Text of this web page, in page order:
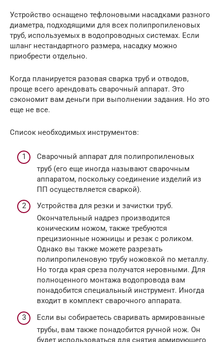
Устройство оснащено тефлоновыми насадками разного
диаметра, подходящими для всех полипропиленовых
труб, используемых в водопроводных системах. Если
шланг нестандартного размера, насадку можно
приобрести отдельно.
Когда планируется разовая сварка труб и отводов,
проще всего арендовать сварочный аппарат. Это
сэкономит вам деньги при выполнении задания. Но это
еще не все.
Список необходимых инструментов:
Сварочный аппарат для полипропиленовых
труб (его еще иногда называют сварочным
аппаратом, поскольку соединение изделий из
ПП осуществляется сваркой).
Устройства для резки и зачистки труб.
Окончательный надрез производится
коническим ножом, также требуются
прецизионные ножницы и резак с роликом.
Однако вы также можете разрезать
полипропиленовую трубу ножовкой по металлу.
Но тогда края среза получатся неровными. Для
полноценного монтажа водопровода вам
понадобится специальный инструмент. Иногда
входит в комплект сварочного аппарата.
Если вы собираетесь сваривать армированные
трубы, вам также понадобится ручной нож. Он
будет использоваться для снятия армирующего